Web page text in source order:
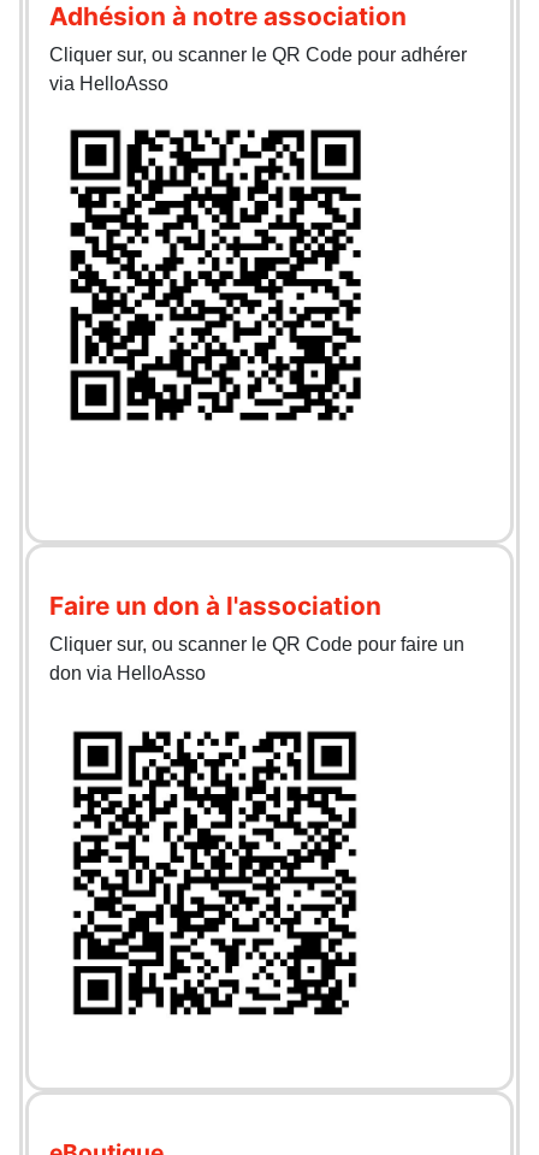
Adhésion à notre association
Cliquer sur, ou scanner le QR Code pour adhérer
via HelloAsso
Faire un don à l'association
Cliquer sur, ou scanner le QR Code pour faire un
don via HelloAsso